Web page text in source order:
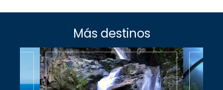
Más destinos